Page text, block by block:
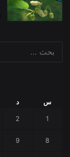
س د
1
2
8
9